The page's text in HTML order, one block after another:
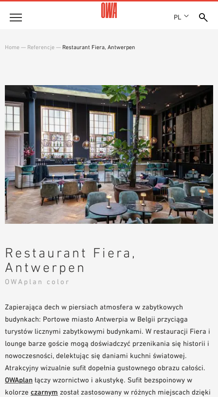
PL
LOKALIZACJE
PRASA
SHOWROOM 7TH FLOOR
PRZEGLĄD PRODUKTÓW
WYSZUKIWANIE Z PRZEWODNIKIEM
WYSZUKIWANIE TECHNICZNE
Rozwiązania
FUNKCJE
OBSZARY ZASTOSOWANIA
Referencje
Doradztwo techniczne
Serwis
TEKSTY PRZETARGOWE
PLIKI DO POBRANIA
DEKLARACJA WŁAŚCIWOŚCI UŻYTKOWYCH (DOP)
WIDEO
ZAMÓWIENIE PRÓBKI
Home — Referencje — Restaurant Fiera, Antwerpen
Restaurant Fiera,
Antwerpen
OWAplan color
Zapierająca dech w piersiach atmosfera w zabytkowych
budynkach: Portowe miasto Antwerpia w Belgii przyciąga
turystów licznymi zabytkowymi budynkami. W restauracji Fiera i
lounge barze goście mogą doświadczyć przenikania się historii i
nowoczesności, delektując się daniami kuchni światowej.
Atrakcyjny wizualnie sufit dopełnia gustownego obrazu całości.
OWAplan łączy wzornictwo i akustykę. Sufit bezspoinowy w
kolorze czarnym został zastosowany w różnych miejscach dzięki